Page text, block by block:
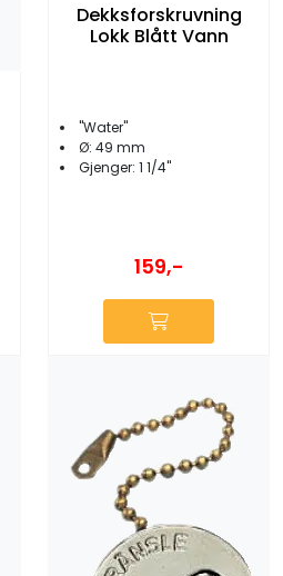
Dekksforskruvning
Lokk Blått Vann
''Water''
Ø: 49 mm
Gjenger: 1 1/4''
159,-